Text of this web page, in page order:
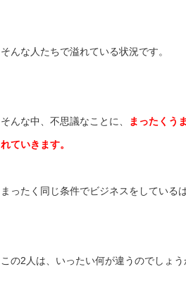
そんな人たちで溢れている状況です。
そんな中、不思議なことに、 まったくう
れていきます。
まったく同じ条件でビジネスをしてい
この2人は、いったい何が違うのでしょう